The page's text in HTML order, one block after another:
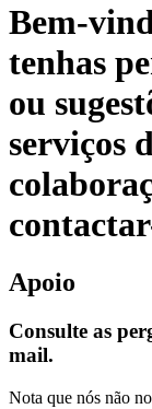
Bem-
tenhas
ou
serviços
Apoio
Consulte as
mail.
Nota que nós não